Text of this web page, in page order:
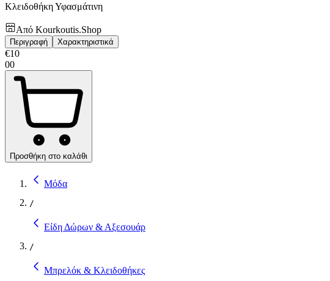
Κλειδοθήκη Υφασμάτινη
Από Kourkoutis.Shop
Περιγραφή Χαρακτηριστικά
€10
00
Προσθήκη στο καλάθι
Μόδα
/
Είδη Δώρων & Αξεσουάρ
/
Μπρελόκ & Κλειδοθήκες